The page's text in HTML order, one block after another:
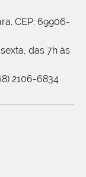
CEP: 69906-
das 7h às
2106-6834